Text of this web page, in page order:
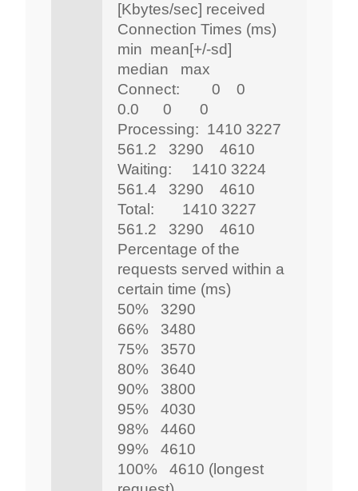
[Kbytes/sec] received
Connection Times (ms)
min mean[+/-sd]
median max
Connect: 0 0
0.0 0 0
Processing: 1410 3227
561.2 3290 4610
Waiting: 1410 3224
561.4 3290 4610
Total: 1410 3227
561.2 3290 4610
Percentage of the
requests served within a
certain time (ms)
50% 3290
66% 3480
75% 3570
80% 3640
90% 3800
95% 4030
98% 4460
99% 4610
100% 4610 (longest